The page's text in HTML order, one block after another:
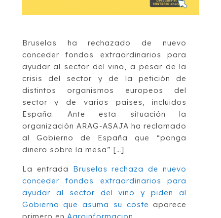
Bruselas ha rechazado de nuevo
conceder fondos extraordinarios para
ayudar al sector del vino, a pesar de la
crisis del sector y de la petición de
distintos organismos europeos del
sector y de varios países, incluidos
España. Ante esta situación la
organización ARAG-ASAJA ha reclamado
al Gobierno de España que “ponga
dinero sobre la mesa” […]
La entrada Bruselas rechaza de nuevo
conceder fondos extraordinarios para
ayudar al sector del vino y piden al
Gobierno que asuma su coste aparece
primero en Agroinformacion.